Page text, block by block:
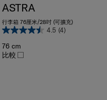
ASTRA
行李箱 76厘米/28吋 (可擴充)
4.5 (4)
76 cm
比較